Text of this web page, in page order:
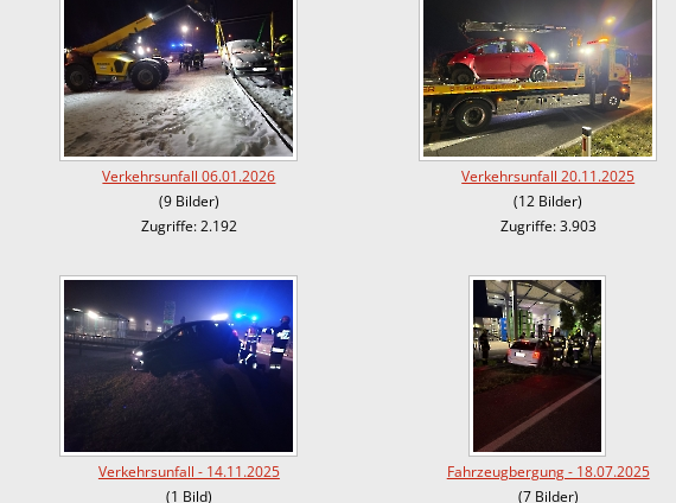
Verkehrsunfall 06.01.2026
(9 Bilder)
Zugriffe: 2.192
Verkehrsunfall 20.11.2025
(12 Bilder)
Zugriffe: 3.903
Verkehrsunfall - 14.11.2025
(1 Bild)
Fahrzeugbergung - 18.07.2025
(7 Bilder)